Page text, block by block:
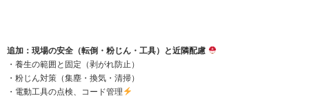
追加：現場の安全（転倒・粉じん・工具）と近隣配慮
・養生の範囲と固定（剥がれ防止）
・粉じん対策（集塵・換気・清掃）
・電動工具の点検、コード管理